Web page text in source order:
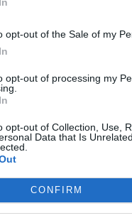
opt-out of the Sale of my
opt-out of processing my
opt-out of Collection, Use,
Data that Is
CONFIRM
το Πάσχα θα
αν η
αφενός
ο εορτασμός
την εαρινή
πανσέληνο»).
ενός έτους,
Κυριακή μετά
κάθε
της πρώτης